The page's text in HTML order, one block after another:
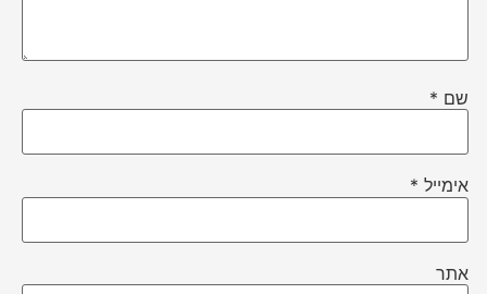
שם *
אימייל *
אתר